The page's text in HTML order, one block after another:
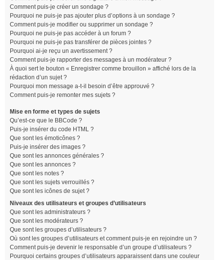
Comment puis-je créer un sondage ?
Pourquoi ne puis-je pas ajouter plus d’options à un sondage ?
Comment puis-je modifier ou supprimer un sondage ?
Pourquoi ne puis-je pas accéder à un forum ?
Pourquoi ne puis-je pas transférer de pièces jointes ?
Pourquoi ai-je reçu un avertissement ?
Comment puis-je rapporter des messages à un modérateur ?
À quoi sert le bouton « Enregistrer comme brouillon » affiché lors de la
rédaction d’un sujet ?
Pourquoi mon message a-t-il besoin d’être approuvé ?
Comment puis-je remonter mes sujets ?
Mise en forme et types de sujets
Qu’est-ce que le BBCode ?
Puis-je insérer du code HTML ?
Que sont les émoticônes ?
Puis-je insérer des images ?
Que sont les annonces générales ?
Que sont les annonces ?
Que sont les notes ?
Que sont les sujets verrouillés ?
Que sont les icônes de sujet ?
Niveaux des utilisateurs et groupes d’utilisateurs
Que sont les administrateurs ?
Que sont les modérateurs ?
Que sont les groupes d’utilisateurs ?
Où sont les groupes d’utilisateurs et comment puis-je en rejoindre un ?
Comment puis-je devenir le responsable d’un groupe d’utilisateurs ?
Pourquoi certains groupes d’utilisateurs apparaissent dans une couleur